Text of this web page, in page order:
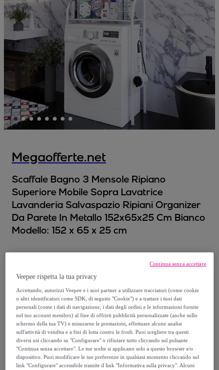
Megaofferte.net
Scaffale Bagno 3 Mensole Ripiano
Superiore Mobile Sopra Lavatrice
Lavanderia Salvaspazio Ripiani Organizer
Da Parete In Metallo 152x65x25 Cm Bianco
Modello: 152 x 65 x 25 cm
18,90 €
37,80 €
-50%
Venduto daMegaofferte.net
Consegna
Veepee rispetta la tua privacy
Accettando, autorizzi Veepee e i suoi partner a utilizzare tracciatori (come cookie
o altri identificatori come SDK, di seguito "Cookie") e a trattare i tuoi dati
personali (come i dati di navigazione, i dati degli ordini e le informazioni fornite
nel tuo account membro) al fine di offrirti pubblicità personalizzate (anche sullo
schermo della tua TV) e misurarne le prestazioni, effettuare alcune analisi
sull'attività di vendita e a fini di lotta contro le frodi. Puoi scegliere tra questi
diversi usi cliccando su "Configurare" o rifiutare tutto cliccando sul pulsante
"Continua senza accettare". Le tue scelte si applicano solo a questo browser e/o
dispositivo. Puoi modificare le tue preferenze in qualsiasi momento cliccando sul
link "Configurare" accessibile tramite il link "Informativa sulla privacy". Alcuni
Continua senza accettare